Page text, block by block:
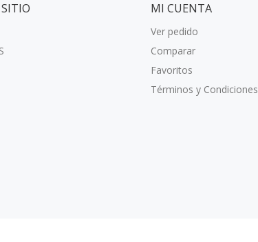
MI CUENTA
Ver pedido
Comparar
Favoritos
Términos y Condiciones